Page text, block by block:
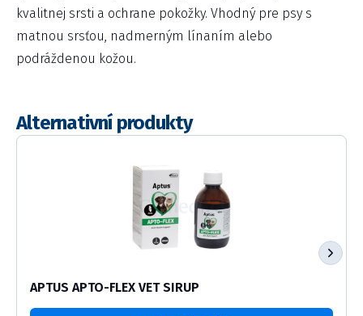
kvalitnej srsti a ochrane pokožky. Vhodný pre psy s
matnou srsťou, nadmerným línaním alebo
podráždenou kožou.
Alternativní produkty
APTUS APTO-FLEX VET SIRUP